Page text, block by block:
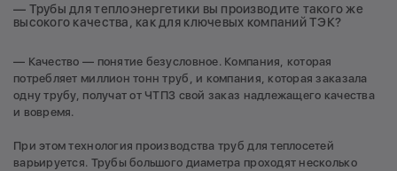
— Трубы для теплоэнергетики вы производите такого же
высокого качества, как для ключевых компаний ТЭК?
— Качество — понятие безусловное. Компания, которая
потребляет миллион тонн труб, и компания, которая заказала
одну трубу, получат от ЧТПЗ свой заказ надлежащего качества
и вовремя.
При этом технология производства труб для теплосетей
варьируется. Трубы большого диаметра проходят несколько